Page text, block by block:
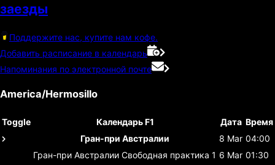
заезды
Поддержите нас, купите нам кофе.
Добавить расписание в календарь
Напоминания по электронной почте
America/Hermosillo
Toggle Календарь F1 Дата Время
Гран-при Австралии
8 Mar 04:00
Гран-при Австралии Свободная практика 1 6 Mar 01:30